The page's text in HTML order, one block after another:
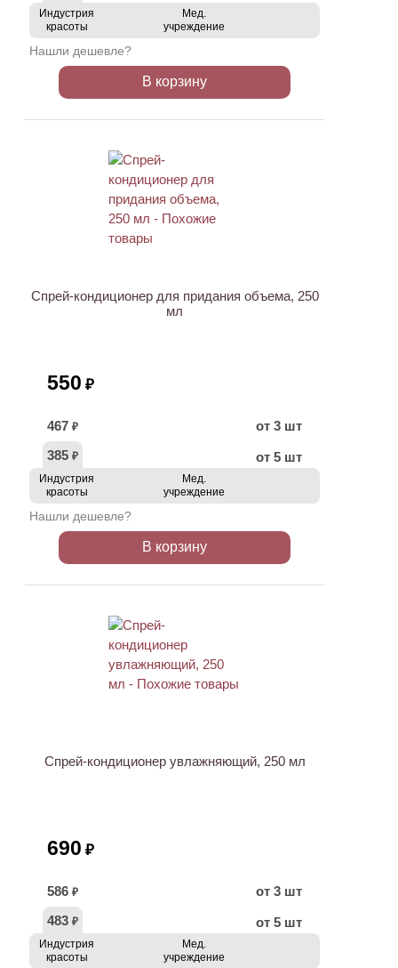
Индустрия
красоты
Мед.
учреждение
Нашли дешевле?
В корзину
Спрей-кондиционер для придания объема, 250
мл
550 ₽
467 ₽
от 3 шт
385 ₽ от 5 шт
Индустрия
красоты
Мед.
учреждение
Нашли дешевле?
В корзину
Спрей-кондиционер увлажняющий, 250 мл
690 ₽
586 ₽
от 3 шт
483 ₽ от 5 шт
Индустрия
красоты
Мед.
учреждение